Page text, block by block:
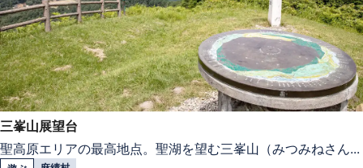
三峯山展望台
聖高原エリアの最高地点。聖湖を望む三峯山（みつみねさん...